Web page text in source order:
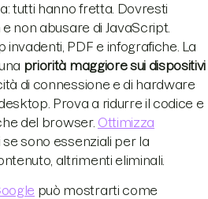
tutti hanno fretta. Dovresti
non abusare di JavaScript.
PDF e infografiche. La
priorità maggiore sui dispositivi
di connessione e di hardware
Prova a ridurre il codice e
del browser. Ottimizza
se sono essenziali per la
altrimenti eliminali.
può mostrarti come